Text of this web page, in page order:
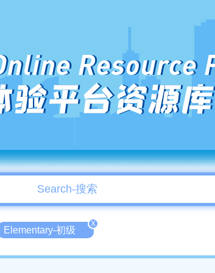
Resource
验平台资源库
Elementary-初级
X